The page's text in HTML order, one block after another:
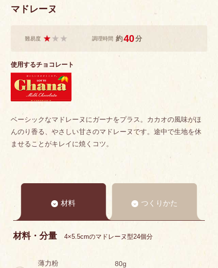
マドレーヌ
難易度 調理時間 約40分
使用するチョコレート
ベーシックなマドレーヌにガーナをプラス。カカオの風味がほ
んのり香る、やさしい甘さのマドレーヌです。途中で生地を休
ませることがキレイに焼くコツ。
材料 つくりかた
材料・分量 4×5.5cmのマドレーヌ型24個分
薄力粉 80g